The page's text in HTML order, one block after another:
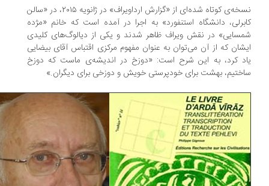
نسخه‌ی کوتاه شده‌ای از «گزارش ارداویراف» در ژانویه ۲۰۱۵، در «سالن
دانشگاه استنفورد» به اجرا در آمده است که خانم «مژده
در نقش ویراف ظاهر شدند و یکی از دیالوگ‌های کلیدی
که از آن می‌توان به عنوان مفهوم مرکزی اقتباس آقای بیضایی
کرد، به این شرح است: «دوزخ در اندیشه‌ی ماست که دوزخ
بهشت برای خودپرستی خویش و دوزخی برای دیگران.»